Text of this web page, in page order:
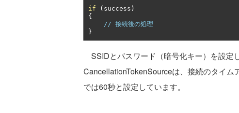
if ( success )
{
// 接続後の処理
}
SSIDとパスワード（暗号化キー）を設定
CancellationTokenSourceは、接続のタイム
では60秒と設定しています。